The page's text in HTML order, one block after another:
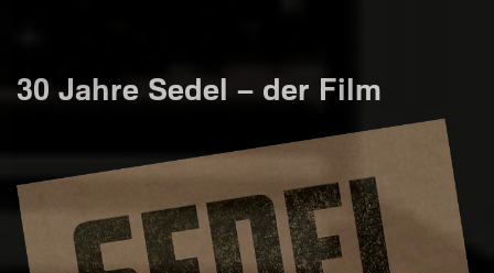
30 Jahre Sedel – der Film